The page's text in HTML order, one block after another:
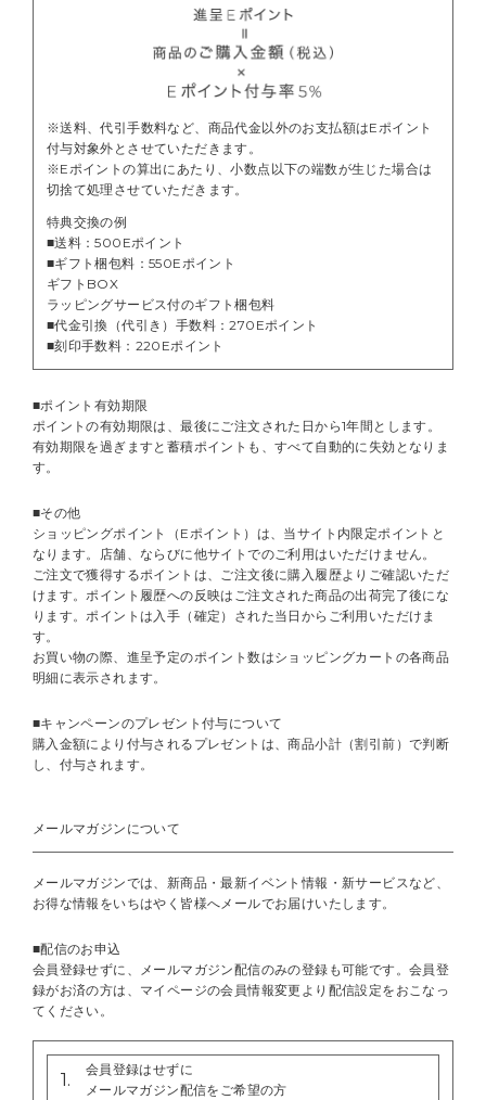
※送料、代引手数料など、商品代金以外のお支払額はEポイント
付与対象外とさせていただきます。
※Eポイントの算出にあたり、小数点以下の端数が生じた場合は
切捨て処理させていただきます。
特典交換の例
■送料：500Eポイント
■ギフト梱包料：550Eポイント
ギフトBOX
ラッピングサービス付のギフト梱包料
■代金引換（代引き）手数料：270Eポイント
■刻印手数料：220Eポイント
■ポイント有効期限
ポイントの有効期限は、最後にご注文された日から1年間とします。
有効期限を過ぎますと蓄積ポイントも、すべて自動的に失効となりま
す。
■その他
ショッピングポイント（Eポイント）は、当サイト内限定ポイントと
なります。店舗、ならびに他サイトでのご利用はいただけません。
ご注文で獲得するポイントは、ご注文後に購入履歴よりご確認いただ
けます。ポイント履歴への反映はご注文された商品の出荷完了後にな
ります。ポイントは入手（確定）された当日からご利用いただけま
す。
お買い物の際、進呈予定のポイント数はショッピングカートの各商品
明細に表示されます。
■キャンペーンのプレゼント付与について
購入金額により付与されるプレゼントは、商品小計（割引前）で判断
し、付与されます。
メールマガジンについて
メールマガジンでは、新商品・最新イベント情報・新サービスなど、
お得な情報をいちはやく皆様へメールでお届けいたします。
■配信のお申込
会員登録せずに、メールマガジン配信のみの登録も可能です。会員登
録がお済の方は、マイページの会員情報変更より配信設定をおこなっ
てください。
1.
会員登録はせずに
メールマガジン配信をご希望の方